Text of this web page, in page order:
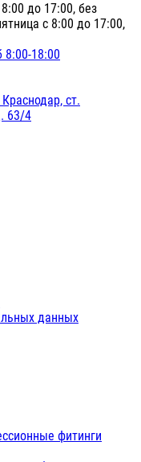
до 17:00, без
с 8:00 до 17:00,
8:00-18:00
ст.
63/4
данных
фитинги